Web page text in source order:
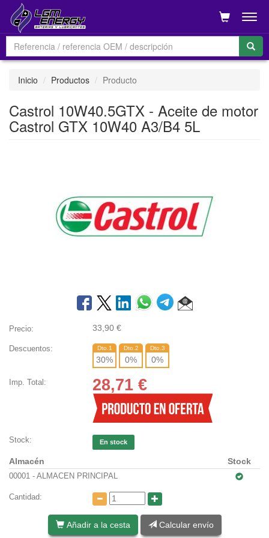
Inicio Productos Producto
Castrol 10W40.5GTX - Aceite de motor
Castrol GTX 10W40 A3/B4 5L
Precio: 33,90 €
Descuentos: Dto.1
30%
Dto.2
0%
Dto.3
0%
Imp. Total: 28,71 €
Stock: En stock
Almacén Stock
00001 - ALMACEN PRINCIPAL
Cantidad:
Añadir a la cesta Calcular envío